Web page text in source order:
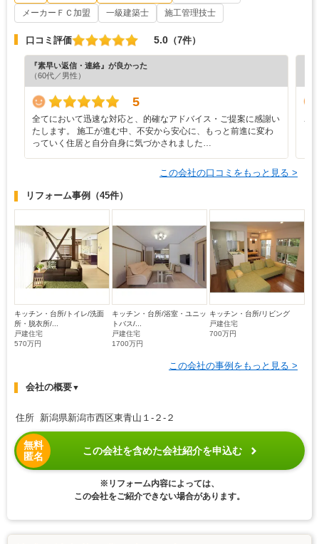
メーカーＦＣ加盟
一級建築士 施工管理技士
口コミ評価 5.0 （7件）
『素早い返信・連絡』が良かった
（60代／男性）
5
全てにおいて迅速な対応と、的確なアドバイス・ご提案に感謝い
たします。 施工が進む中、不安から安心に、もっと前進に変わ
っていく住居と自分自身に気づかされました…
こ
この会社の口コミをもっと見る >
リフォーム事例 （45件）
キッチン・台所/トイレ/洗面
所・脱衣所/...
戸建住宅
570万円
キッチン・台所/浴室・ユニッ
トバス/...
戸建住宅
1700万円
キッチン・台所/リビング
戸建住宅
700万円
この会社の事例をもっと見る >
会社の概要▼
住所 新潟県新潟市西区東青山１-２-２
無料
匿名
この会社を含めた会社紹介を申込む
※リフォーム内容によっては、
この会社をご紹介できない場合があります。